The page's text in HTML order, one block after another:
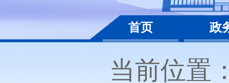
首页 政
当前位置